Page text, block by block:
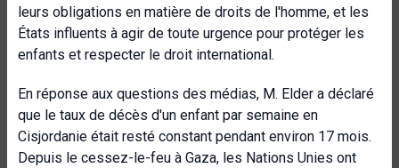
leurs obligations en matière de droits de l'homme, et les
États influents à agir de toute urgence pour protéger les
enfants et respecter le droit international.
En réponse aux questions des médias, M. Elder a déclaré
que le taux de décès d'un enfant par semaine en
Cisjordanie était resté constant pendant environ 17 mois.
Depuis le cessez-le-feu à Gaza, les Nations Unies ont